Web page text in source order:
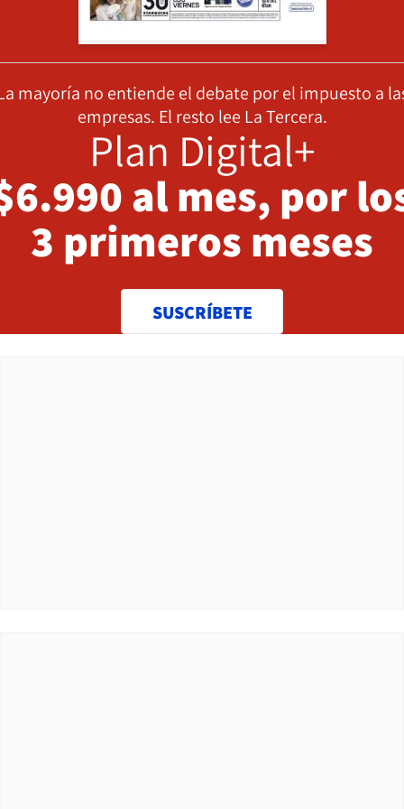
mayoría no entiende el debate por el impuesto a
empresas. El resto lee La Tercera.
Plan Digital+
al mes, por
3 primeros meses
SUSCRÍBETE